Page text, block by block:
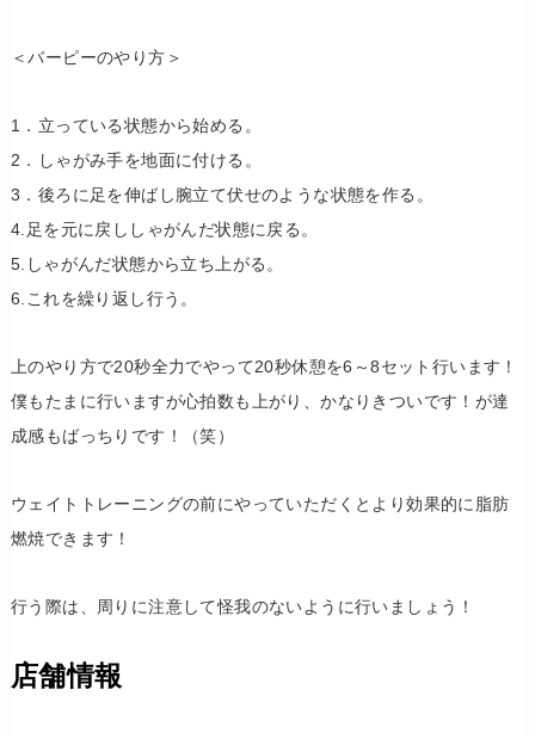
＜バーピーのやり方＞
1．立っている状態から始める。
2．しゃがみ手を地面に付ける。
3．後ろに足を伸ばし腕立て伏せのような状態を作る。
4.足を元に戻ししゃがんだ状態に戻る。
5.しゃがんだ状態から立ち上がる。
6.これを繰り返し行う。
上のやり方で20秒全力でやって20秒休憩を6～8セット行います！
僕もたまに行いますが心拍数も上がり、かなりきついです！が達
成感もばっちりです！（笑）
ウェイトトレーニングの前にやっていただくとより効果的に脂肪
燃焼できます！
行う際は、周りに注意して怪我のないように行いましょう！
店舗情報